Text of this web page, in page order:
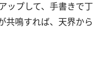
ップして、手書きで丁
共鳴すれば、天界から